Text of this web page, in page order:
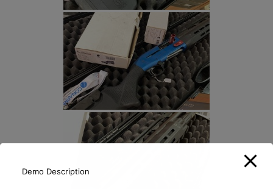
Demo Description